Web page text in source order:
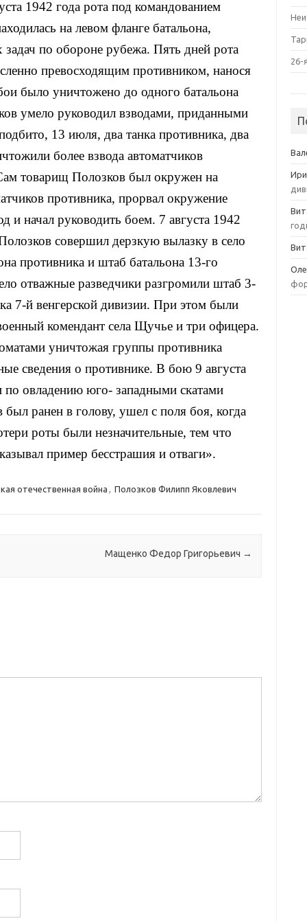
1942 года рота под командованием
на левом фланге батальона,
задач по обороне рубежа. Пять дней рота
превосходящим противником, нанося
было уничтожено до одного батальона
умело руководил взводами, приданными
13 июля, два танка противника, два
более взвода автоматчиков
товарищ Полозков был окружен на
противника, прорвал окружение
и начал руководить боем. 7 августа 1942
совершил дерзкую вылазку в село
противника и штаб батальона 13-го
отважные разведчики разгромили штаб 3-
7-й венгерской дивизии. При этом были
комендант села Щучье и три офицера.
уничтожая группы противника
сведения о противнике. В бою 9 августа
по овладению юго- западными скатами
ранен в голову, ушел с поля боя, когда
роты были незначительные, тем что
пример бесстрашия и отваги».
отечественная война , Полозков Филипп Яковлевич
Мащенко Федор Григорьевич →
26-